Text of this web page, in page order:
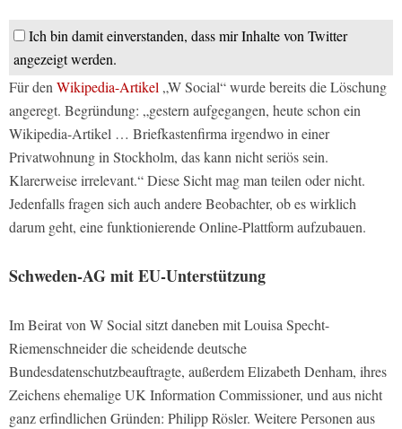
Ich bin damit einverstanden, dass mir Inhalte von Twitter
angezeigt werden.
Für den Wikipedia-Artikel „W Social“ wurde bereits die Löschung
angeregt. Begründung: „gestern aufgegangen, heute schon ein
Wikipedia-Artikel … Briefkastenfirma irgendwo in einer
Privatwohnung in Stockholm, das kann nicht seriös sein.
Klarerweise irrelevant.“ Diese Sicht mag man teilen oder nicht.
Jedenfalls fragen sich auch andere Beobachter, ob es wirklich
darum geht, eine funktionierende Online-Plattform aufzubauen.
Schweden-AG mit EU-Unterstützung
Im Beirat von W Social sitzt daneben mit Louisa Specht-
Riemenschneider die scheidende deutsche
Bundesdatenschutzbeauftragte, außerdem Elizabeth Denham, ihres
Zeichens ehemalige UK Information Commissioner, und aus nicht
ganz erfindlichen Gründen: Philipp Rösler. Weitere Personen aus